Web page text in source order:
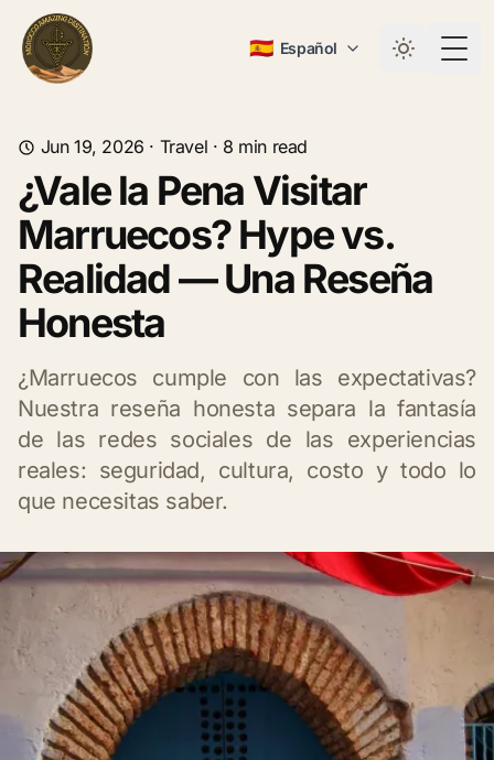
🇪🇸 Español
Jun 19, 2026 · Travel · 8 min read
¿Vale la Pena Visitar
Marruecos? Hype vs.
Realidad — Una Reseña
Honesta
¿Marruecos cumple con las expectativas?
Nuestra reseña honesta separa la fantasía
de las redes sociales de las experiencias
reales: seguridad, cultura, costo y todo lo
que necesitas saber.